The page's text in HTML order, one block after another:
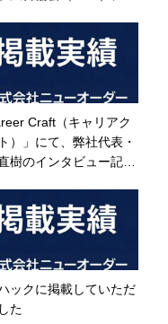
Craft（キャリアク
）」にて、弊社代表・
樹のインタビュー記事
ックに掲載していただ
た